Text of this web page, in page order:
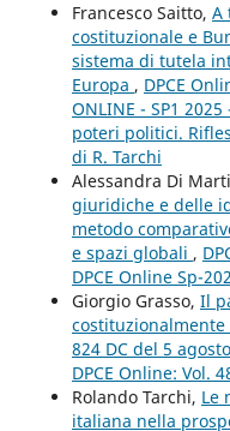
Francesco Saitto, A
costituzionale e
sistema di tutela
Europa , DPCE
ONLINE - SP1
poteri politici.
di R. Tarchi
Alessandra Di
giuridiche e delle
metodo
e spazi globali ,
DPCE Online Sp-
Giorgio Grasso, Il
824 DC del 5
DPCE Online: Vol.
Rolando Tarchi, Le
italiana nella